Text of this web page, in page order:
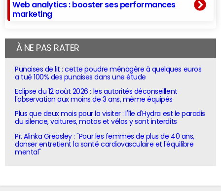
Web analytics : booster ses performances
marketing
À NE PAS RATER
Punaises de lit : cette poudre ménagère à quelques euros
a tué 100% des punaises dans une étude
Eclipse du 12 août 2026 : les autorités déconseillent
l'observation aux moins de 3 ans, même équipés
Plus que deux mois pour la visiter : l'île d'Hydra est le paradis
du silence, voitures, motos et vélos y sont interdits
Pr. Alinka Greasley : "Pour les femmes de plus de 40 ans,
danser entretient la santé cardiovasculaire et l'équilibre
mental"